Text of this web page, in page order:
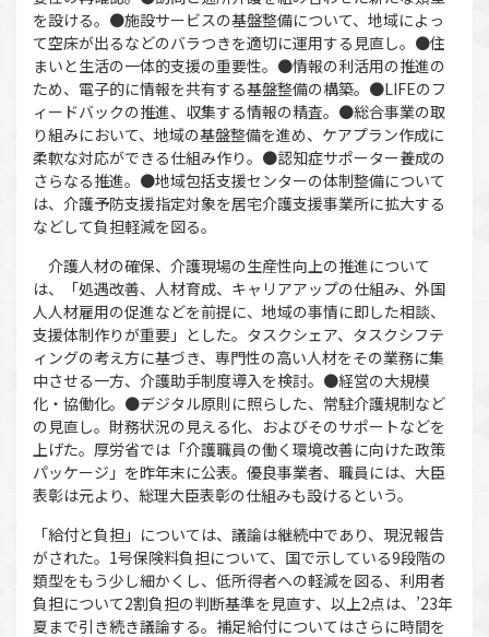
を設ける。●施設サービスの基盤整備について、地域によっ
て空床が出るなどのバラつきを適切に運用する見直し。●住
まいと生活の一体的支援の重要性。●情報の利活用の推進の
ため、電子的に情報を共有する基盤整備の構築。●LIFEのフ
ィードバックの推進、収集する情報の精査。●総合事業の取
り組みにおいて、地域の基盤整備を進め、ケアプラン作成に
柔軟な対応ができる仕組み作り。●認知症サポーター養成の
さらなる推進。●地域包括支援センターの体制整備について
は、介護予防支援指定対象を居宅介護支援事業所に拡大する
などして負担軽減を図る。
介護人材の確保、介護現場の生産性向上の推進について
は、「処遇改善、人材育成、キャリアアップの仕組み、外国
人人材雇用の促進などを前提に、地域の事情に即した相談、
支援体制作りが重要」とした。タスクシェア、タスクシフテ
ィングの考え方に基づき、専門性の高い人材をその業務に集
中させる一方、介護助手制度導入を検討。●経営の大規模
化・協働化。●デジタル原則に照らした、常駐介護規制など
の見直し。財務状況の見える化、およびそのサポートなどを
上げた。厚労省では「介護職員の働く環境改善に向けた政策
パッケージ」を昨年末に公表。優良事業者、職員には、大臣
表彰は元より、総理大臣表彰の仕組みも設けるという。
「給付と負担」については、議論は継続中であり、現況報告
がされた。1号保険料負担について、国で示している9段階の
類型をもう少し細かくし、低所得者への軽減を図る、利用者
負担について2割負担の判断基準を見直す、以上2点は、’23年
夏まで引き続き議論する。補足給付についてはさらに時間を